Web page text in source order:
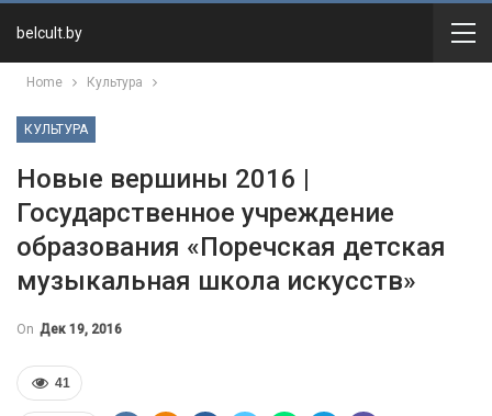
belcult.by
Home Культура
КУЛЬТУРА
Новые вершины 2016 |
Государственное учреждение
образования «Поречская детская
музыкальная школа искусств»
On Дек 19, 2016
41